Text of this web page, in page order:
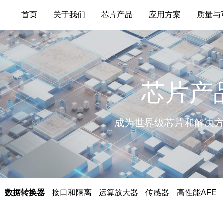
首页 关于我们
关于联影微电子
联系我们
新闻中心
芯片产品
芯片产品
数据转换器
接口和隔离
运算放大器
传感器
高性能AFE
应用方案
医疗
汽车
工业
消费
质量与
芯片产
成为世界级芯片和解决
数据转换器 接口和隔离 运算放大器 传感器 高性能AFE